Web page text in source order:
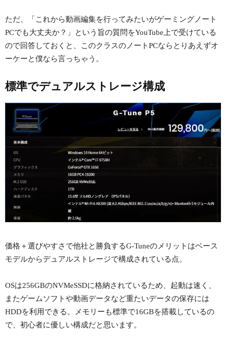
ただ、「これから動画編集を行ってみたいがゲーミングノート
PCでも大丈夫か？」という旨の質問をYouTube上で受けている
ので回答しておくと、このクラスのノートPCならとりあえずオ
ーケーと僕なら言っちゃう。
標準でデュアルストレージ構成
価格＋選びやすさで他社と勝負するG-Tuneのメリットはベース
モデルからデュアルストレージで構成されている点。
OSは256GBのNVMeSSDに格納されているため、起動は速く、
またゲームソフトや動画データなど重たいデータの保存には
HDDを利用できる。メモリーも標準で16GBを搭載しているの
で、初心者に優しい構成だと思います。